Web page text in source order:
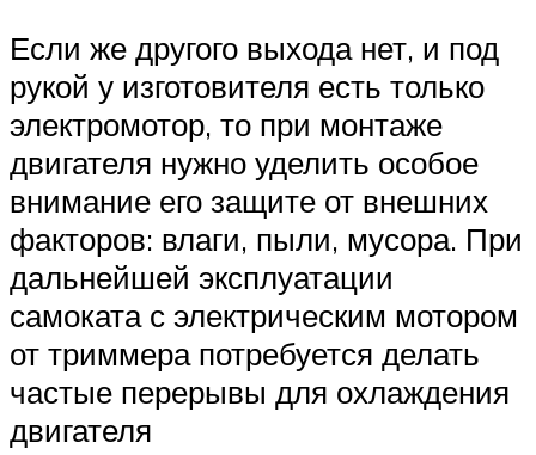
Если же другого выхода нет, и под
рукой у изготовителя есть только
электромотор, то при монтаже
двигателя нужно уделить особое
внимание его защите от внешних
факторов: влаги, пыли, мусора. При
дальнейшей эксплуатации
самоката с электрическим мотором
от триммера потребуется делать
частые перерывы для охлаждения
двигателя